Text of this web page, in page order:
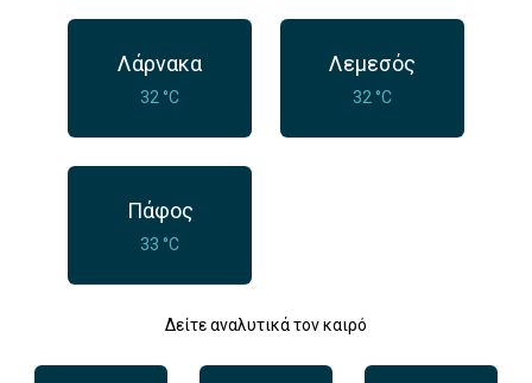
Λάρνακα
32 °C
Λεμεσός
32 °C
Πάφος
33 °C
Δείτε αναλυτικά τον καιρό